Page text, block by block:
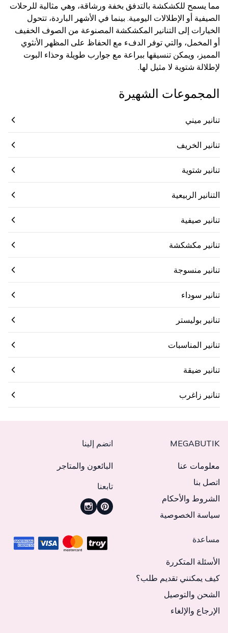
مما يسمح للكشكشة بالتدفق بخفة ورشاقة، وهي مثالية للرحلات
الصيفية أو الإطلالات اليومية. بينما في الأشهر الباردة، تتحول
الخيارات إلى التنانير المكشكشة المصنوعة من الصوف الخفيف
أو المخمل، والتي توفر الدفء مع الحفاظ على المظهر الأنثوي
المميز، ويمكن تنسيقها ببراعة مع جوارب طويلة وحذاء البوت
لإطلالة شتوية لا مثيل لها.
المجموعات الشهيرة
تنانير ميني
تنانير الخريف
تنانير شتوية
التنانير الربيعية
تنانير صيفية
تنانير مكشكشة
تنانير منسوجة
تنانير سوداء
تنانير بوليستر
تنانير المناسبات
تنانير ضيقة
تنانير زاغرب
MEGABUTIK
معلومات عنا
اتصل بنا
الشروط والأحكام
سياسة الخصوصية
انضم إلينا
البائعون والمتاجر
تابعنا
مساعدة
الأسئلة المتكررة
كيف يمكنني تقديم طلب؟
الشحن والتوصيل
الإرجاع والإلغاء